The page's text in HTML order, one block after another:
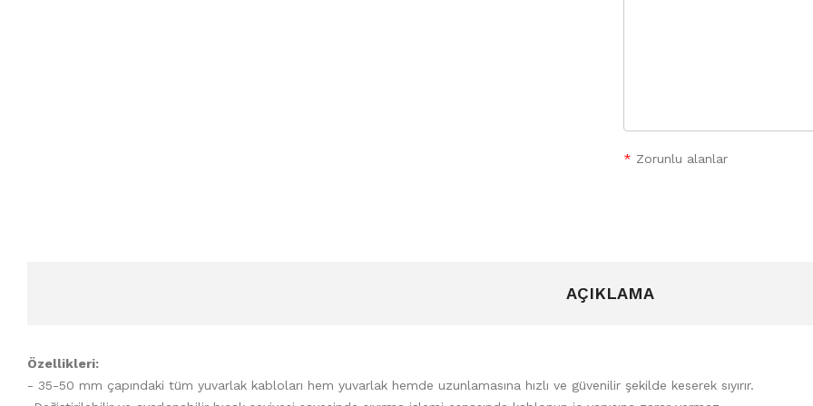
* Zorunlu alanlar
AÇIKLAMA
Özellikleri:
- 35-50 mm çapındaki tüm yuvarlak kabloları hem yuvarlak hemde uzunlamasına hızlı ve güvenilir şekilde keserek sıyırır.